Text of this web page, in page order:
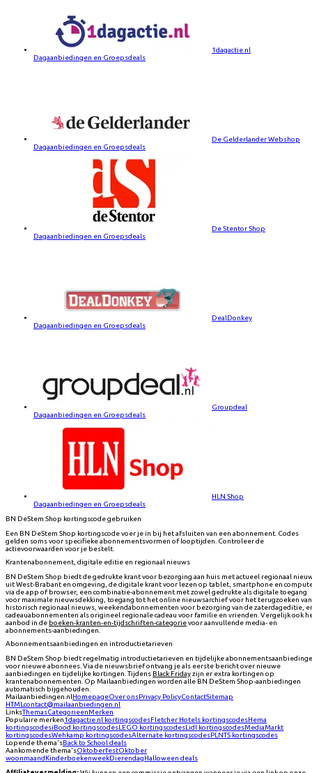
1dagactie.nl
Dagaanbiedingen en Groepsdeals
De Gelderlander Webshop
Dagaanbiedingen en Groepsdeals
De Stentor Shop
Dagaanbiedingen en Groepsdeals
DealDonkey
Dagaanbiedingen en Groepsdeals
Groupdeal
Dagaanbiedingen en Groepsdeals
HLN Shop
Dagaanbiedingen en Groepsdeals
BN DeStem Shop kortingscode gebruiken
Een BN DeStem Shop kortingscode voer je in bij het afsluiten van een abonnement. Codes
gelden soms voor specifieke abonnementsvormen of looptijden. Controleer de
actievoorwaarden voor je bestelt.
Krantenabonnement, digitale editie en regionaal nieuws
BN DeStem Shop biedt de gedrukte krant voor bezorging aan huis met actueel regionaal
uit West-Brabant en omgeving, de digitale krant voor lezen op tablet, smartphone en
via de app of browser, een combinatie-abonnement met zowel gedrukte als digitale toegang
voor maximale nieuwsdekking, toegang tot het online nieuwsarchief voor het terugzoeken van
historisch regionaal nieuws, weekendabonnementen voor bezorging van de zaterdageditie,
cadeauabonnementen als origineel regionale cadeau voor familie en vrienden. Vergelijk ook
aanbod in de boeken-kranten-en-tijdschriften-categorievoor aanvullende media- en
abonnements-aanbiedingen.
Abonnementsaanbiedingen en introductietarieven
BN DeStem Shop biedt regelmatig introductietarieven en tijdelijke
voor nieuwe abonnees. Via de nieuwsbrief ontvang je als eerste bericht over nieuwe
aanbiedingen en tijdelijke kortingen. Tijdens Black Fridayzijn er extra kortingen op
krantenabonnementen. Op Mailaanbiedingen worden alle BN DeStem Shop-aanbiedingen
automatisch bijgehouden.
Mailaanbiedingen.nlHomepageOver onsPrivacy PolicyContactSitemap
HTMLcontact@mailaanbiedingen.nl
LinksThemasCategorieenMerken
Populaire merken1dagactie.nl kortingscodesFletcher Hotels kortingscodesHema
kortingscodesiBood kortingscodesLEGO kortingscodesLidl kortingscodesMediaMarkt
kortingscodesWehkamp kortingscodesAlternate kortingscodesPLNTS kortingscodes
Lopende thema'sBack to School deals
Aankomende thema'sOktoberfestOktober
woonmaand KinderboekenweekDierendag Halloween deals